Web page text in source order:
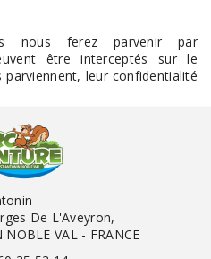
nous ferez parvenir par
être interceptés sur le
parviennent, leur confidentialité
De L'Aveyron,
VAL - FRANCE